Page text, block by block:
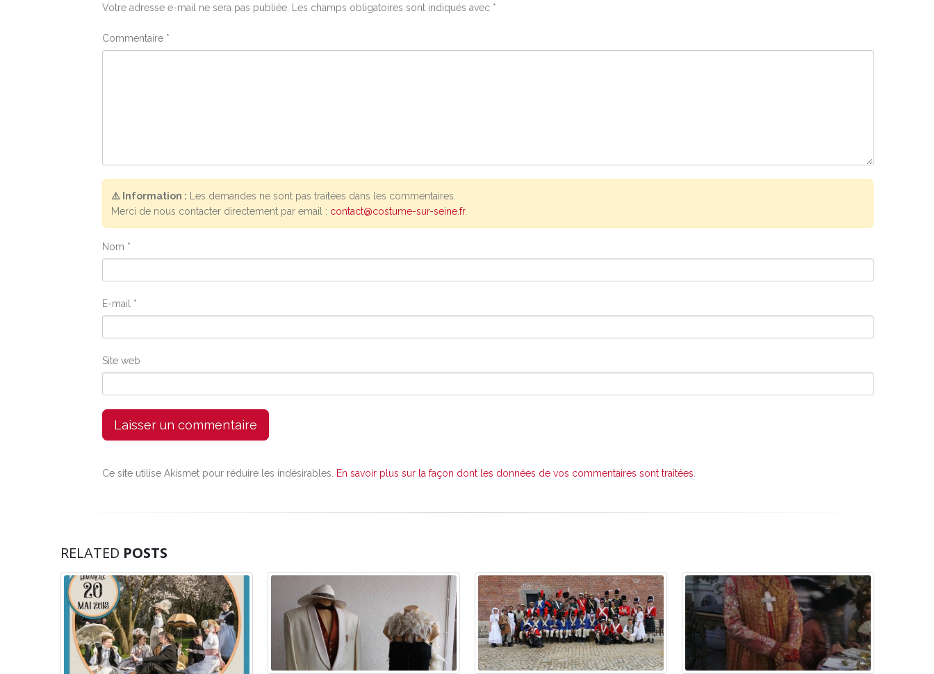
Votre adresse e-mail ne sera pas publiée. Les champs obligatoires sont indiqués avec *
Commentaire *
⚠️ Information : Les demandes ne sont pas traitées dans les commentaires.
Merci de nous contacter directement par email : contact@costume-sur-seine.fr.
Nom *
E-mail *
Site web
Ce site utilise Akismet pour réduire les indésirables. En savoir plus sur la façon dont les données de vos commentaires sont traitées
RELATED POSTS